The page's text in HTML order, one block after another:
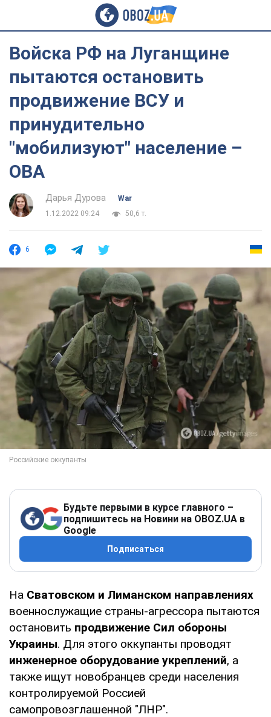
Войска РФ на Луганщине
пытаются остановить
продвижение ВСУ и
принудительно
"мобилизуют" население –
ОВА
Дарья Дурова
War
1.12.2022 09:24
50,6 т.
6
Будьте первыми в курсе главного –
подпишитесь на Новини на OBOZ.UA в
Google
Подписаться
На Сватовском и Лиманском направлениях
военнослужащие страны-агрессора пытаются
остановить продвижение Сил обороны
Украины. Для этого оккупанты проводят
инженерное оборудование укреплений, а
также ищут новобранцев среди населения
контролируемой Россией
самопровозглашенной "ЛНР".